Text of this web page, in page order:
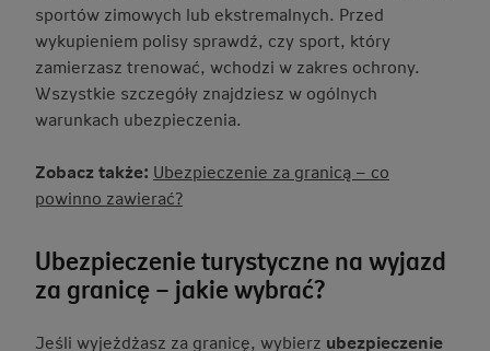
sportów zimowych lub ekstremalnych. Przed
wykupieniem polisy sprawdź, czy sport, który
zamierzasz trenować, wchodzi w zakres ochrony.
Wszystkie szczegóły znajdziesz w ogólnych
warunkach ubezpieczenia.
Zobacz także: Ubezpieczenie za granicą – co
powinno zawierać?
Ubezpieczenie turystyczne na wyjazd
za granicę – jakie wybrać?
Jeśli wyjeżdżasz za granicę, wybierz ubezpieczenie